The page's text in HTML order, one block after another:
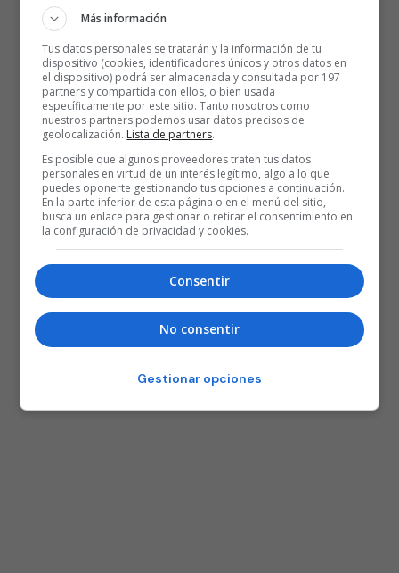
Más información
Tus datos personales se tratarán y la información de tu
dispositivo (cookies, identificadores únicos y otros datos en
el dispositivo) podrá ser almacenada y consultada por 197
partners y compartida con ellos, o bien usada
específicamente por este sitio. Tanto nosotros como
nuestros partners podemos usar datos precisos de
geolocalización. Lista de partners.
Es posible que algunos proveedores traten tus datos
personales en virtud de un interés legítimo, algo a lo que
puedes oponerte gestionando tus opciones a continuación.
En la parte inferior de esta página o en el menú del sitio,
busca un enlace para gestionar o retirar el consentimiento en
la configuración de privacidad y cookies.
Consentir
No consentir
Gestionar opciones